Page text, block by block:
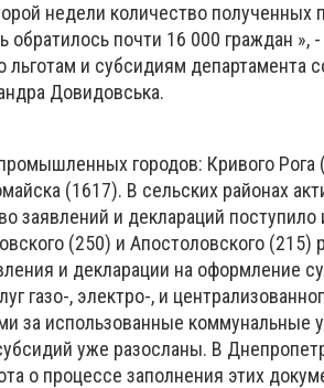
недели количество полученных
обратилось почти 16 000 граждан »,
и субсидиям департамента
Довидовська.
городов: Кривого Рога
(1617). В сельских районах
заявлений и деклараций поступило
(250) и Апостоловского (215)
и декларации на оформление
газо-, электро-, и
за использованные коммунальные
уже разосланы. В
о процессе заполнения этих